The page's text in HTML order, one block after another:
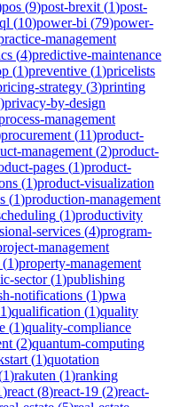
pos (9)post-brexit (1)post-
(10)power-bi (79)power-
management
(4)predictive-maintenance
(1)preventive (1)pricelists
strategy (3)printing
)privacy-by-design
management
procurement (11)product-
management (2)product-
pages (1)product-
(1)product-visualization
(1)production-management
(1)productivity
services (4)program-
management
(1)property-management
sector(1)publishing
notifications (1)pwa
1)qualification (1)quality
(1)quality-compliance
(2)quantum-computing
(1)quotation
1)rakuten (1)ranking
)react (8)react-19 (2)react-